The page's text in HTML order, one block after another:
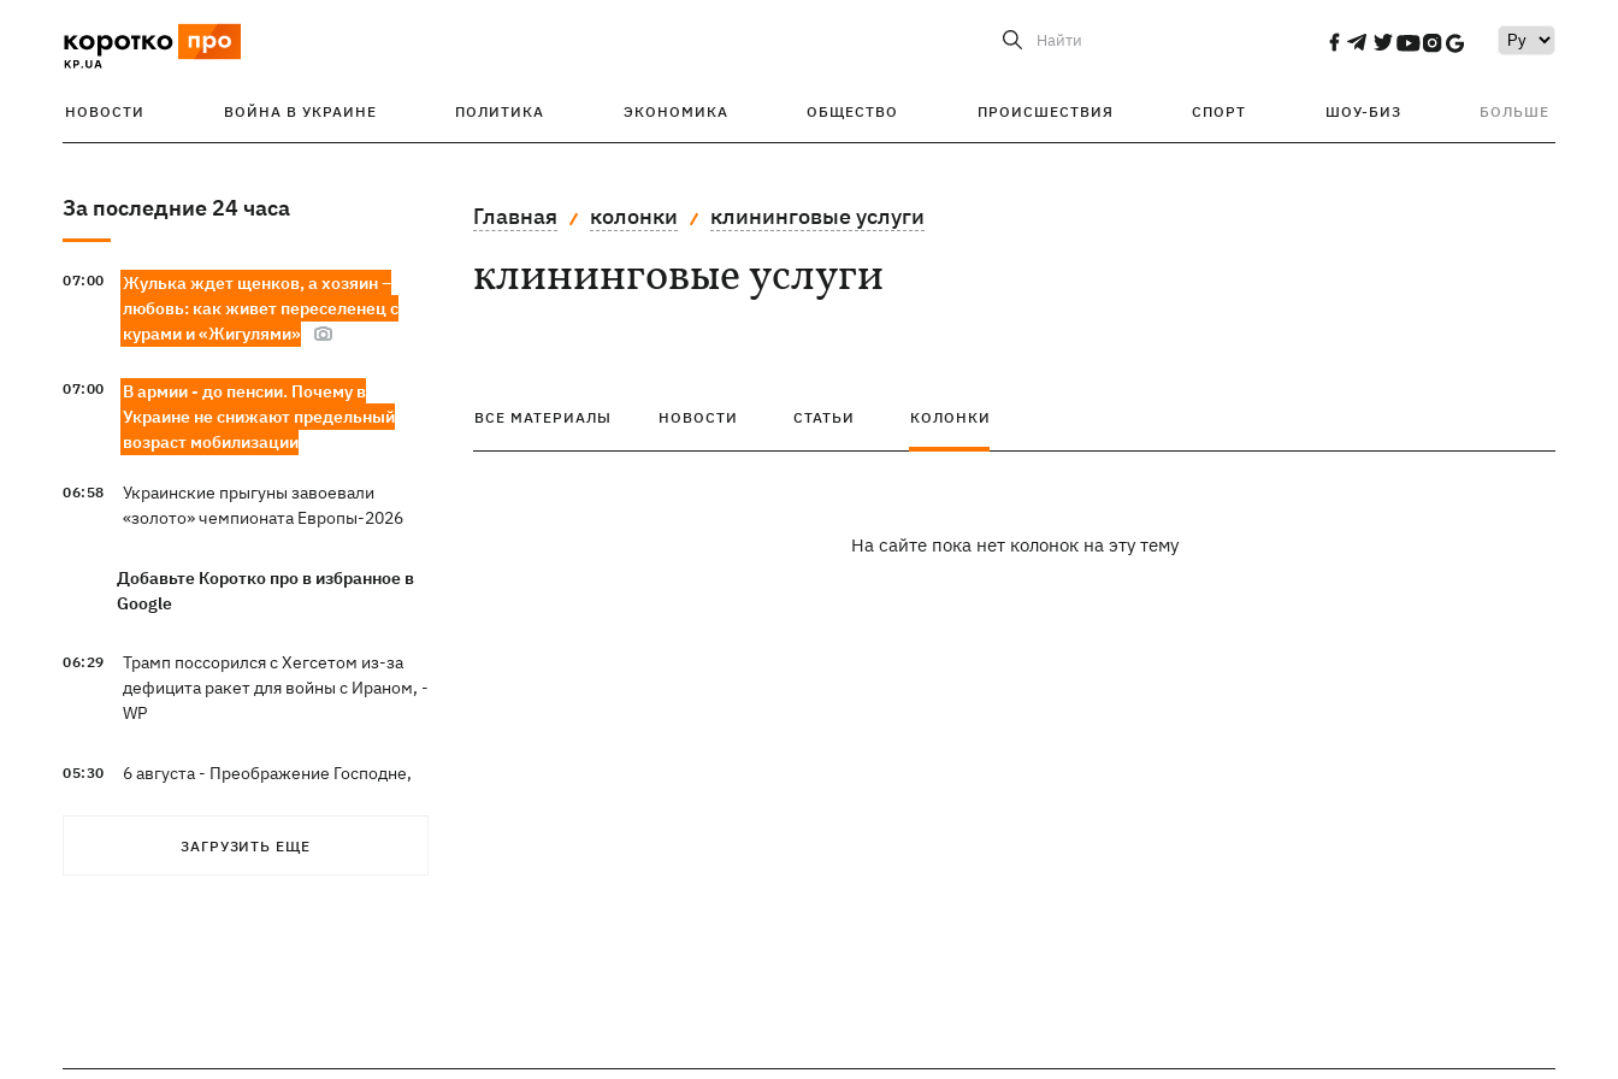
Найти
НОВОСТИ ВОЙНА В УКРАИНЕ ПОЛИТИКА ЭКОНОМИКА ОБЩЕСТВО ПРОИСШЕСТВИЯ СПОРТ ШОУ-БИЗ БОЛЬШЕ
За последние 24 часа
07:00
Жулька ждет щенков, а хозяин –
любовь: как живет переселенец с
курами и «Жигулями»
07:00
В армии - до пенсии. Почему в
Украине не снижают предельный
возраст мобилизации
06:58
Украинские прыгуны завоевали
«золото» чемпионата Европы-2026
Добавьте Коротко про в избранное в
Google
06:29
Трамп поссорился с Хегсетом из-за
дефицита ракет для войны с Ираном, -
WP
05:30
6 августа - Преображение Господне,
ЗАГРУЗИТЬ ЕЩЕ
Главная колонки клининговые услуги
клининговые услуги
ВСЕ МАТЕРИАЛЫ НОВОСТИ СТАТЬИ КОЛОНКИ
На сайте пока нет колонок на эту тему